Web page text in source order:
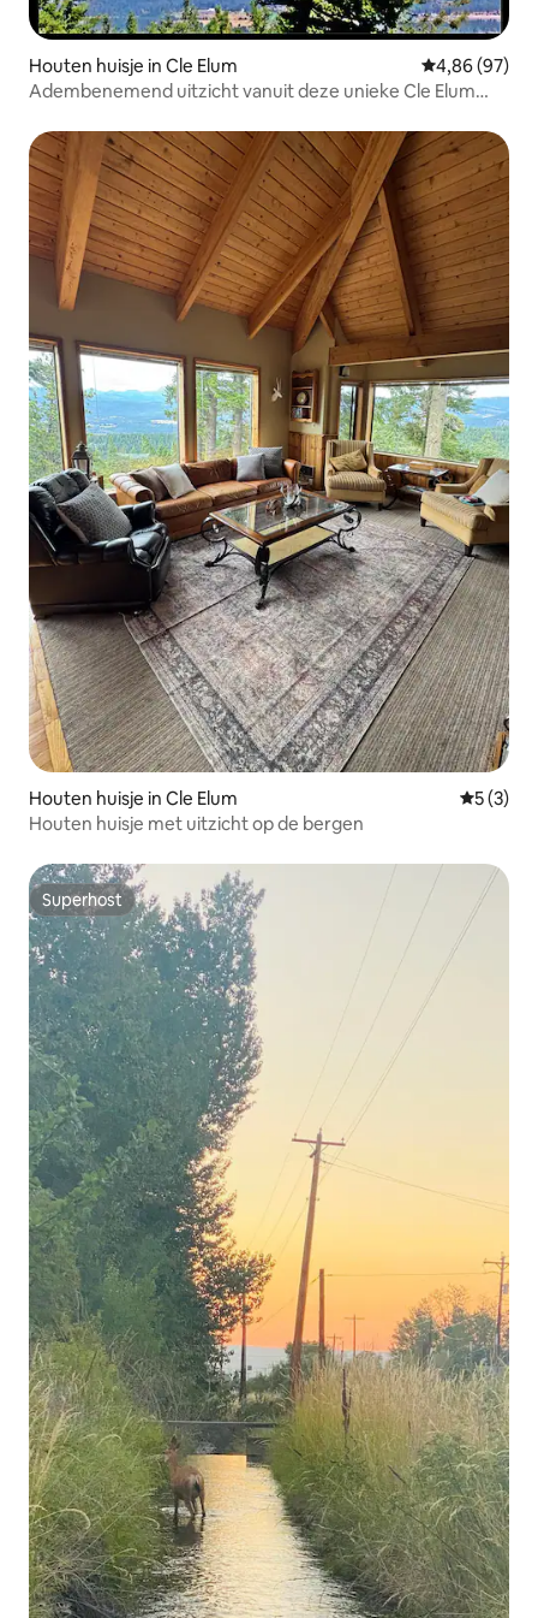
Houten huisje in Cle Elum Gemiddelde
4,86 (97)
Adembenemend uitzicht vanuit deze unieke Cle Elum
Houten huisje in Cle Elum
5 (3)
Houten huisje met uitzicht op de bergen
Superhost
Superhost